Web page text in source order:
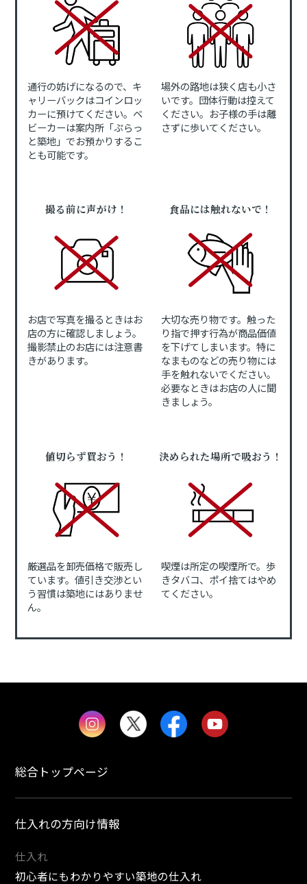
通行の妨げになるので、キ
ャリーバックはコインロッ
カーに預けてください。ベ
ビーカーは案内所「ぷらっ
と築地」でお預かりするこ
とも可能です。
場外の路地は狭く店も小さ
いです。団体行動は控えて
ください。お子様の手は離
さずに歩いてください。
撮る前に声がけ！
お店で写真を撮るときはお
店の方に確認しましょう。
撮影禁止のお店には注意書
きがあります。
食品には触れないで！
大切な売り物です。触った
り指で押す行為が商品価値
を下げてしまいます。特に
なまものなどの売り物には
手を触れないでください。
必要なときはお店の人に聞
きましょう。
値切らず買おう！
厳選品を卸売価格で販売し
ています。値引き交渉とい
う習慣は築地にはありませ
ん。
決められた場所で吸おう！
喫煙は所定の喫煙所で。歩
きタバコ、ポイ捨てはやめ
てください。
総合トップページ
仕入れの方向け情報
仕入れ
初心者にもわかりやすい築地の仕入れ